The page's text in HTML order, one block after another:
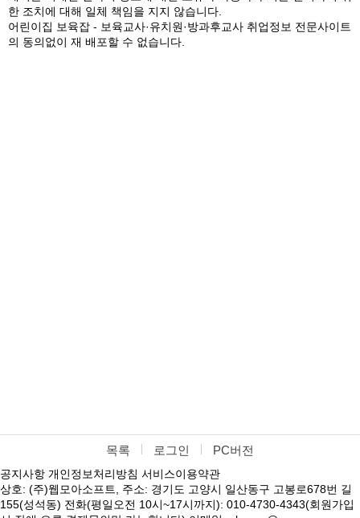
한 조치에 대해 일체 책임을 지지 않습니다.
어린이집 보육잡 - 보육교사·유치원·방과후교사 취업정보 전문사이트
의 동의없이 재 배포할 수 없습니다.
목록 로그인 PC버전
공지사항 개인정보처리방침 서비스이용약관
상호: (주)웹모아소프트, 주소: 경기도 고양시 일산동구 고봉로678번 길
155(성석동) 전화(평일오전 10시~17시까지): 010-4730-4343(회원가입